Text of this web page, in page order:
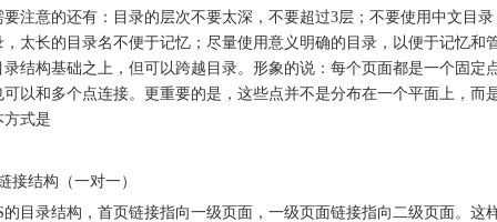
要注意的还有：目录的层次不要太深，不要超过3层；不要使用中文目
，太长的目录名不便于记忆；尽量使用意义明确的目录，以便于记忆
录结构基础之上，但可以跨越目录。形象的说：每个页面都是一个固
可以和多个点连接。更重要的是，这些点并不是分布在一个平面上，
方式是
接结构（一对一）
的目录结构，首页链接指向一级页面，一级页面链接指向二级页面。